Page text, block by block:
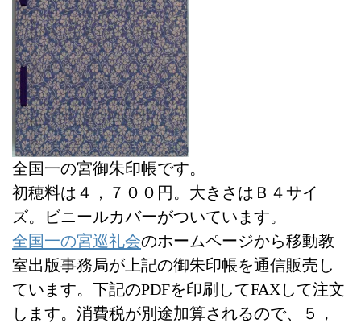
全国一の宮御朱印帳です。
初穂料は４，７００円。大きさはＢ４サイ
ズ。ビニールカバーがついています。
全国一の宮巡礼会のホームページから移動教
室出版事務局が上記の御朱印帳を通信販売し
ています。下記のPDFを印刷してFAXして注文
します。消費税が別途加算されるので、５，